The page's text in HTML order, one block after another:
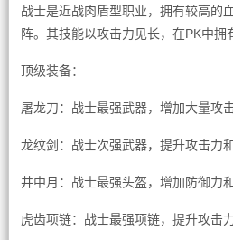
战士是近战肉盾型职业，拥有较高的
阵。其技能以攻击力见长，在PK中拥
顶级装备：
屠龙刀：战士最强武器，增加大量攻
龙纹剑：战士次强武器，提升攻击力和
井中月：战士最强头盔，增加防御力和
虎齿项链：战士最强项链，提升攻击